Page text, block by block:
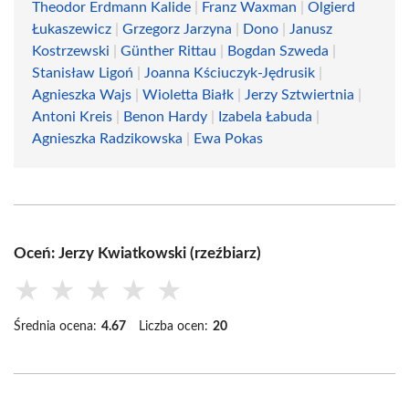
Theodor Erdmann Kalide
Franz Waxman
Olgierd
Łukaszewicz
Grzegorz Jarzyna Dono
Janusz
Kostrzewski
Günther Rittau Bogdan Szweda
Stanisław Ligoń
Joanna Kściuczyk-Jędrusik
Agnieszka Wajs
Wioletta Białk Jerzy Sztwiertnia
Antoni Kreis
Benon Hardy Izabela Łabuda
Agnieszka Radzikowska
Ewa Pokas
Oceń: Jerzy Kwiatkowski (rzeźbiarz)
★ ★ ★ ★ ★
Średnia ocena: 4.67 Liczba ocen: 20